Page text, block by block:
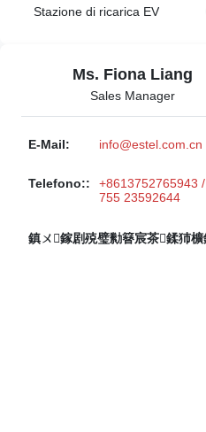
Stazione di ricarica EV
Ms. Fiona Liang
Sales Manager
E-Mail: info@estel.com.cn
Telefono::
+8613752765943
755 23592644
鎮ㄨ鎵剧殑璧勬簮宸茶鍒犻